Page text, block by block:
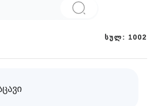
სულ: 1002